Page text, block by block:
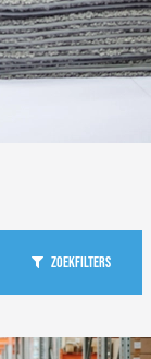
Zoekfilters